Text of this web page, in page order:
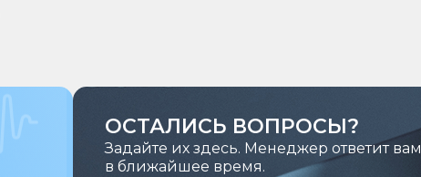
ОСТАЛИСЬ ВОПРОСЫ?
Задайте их здесь. Менеджер ответит вам
в ближайшее время.